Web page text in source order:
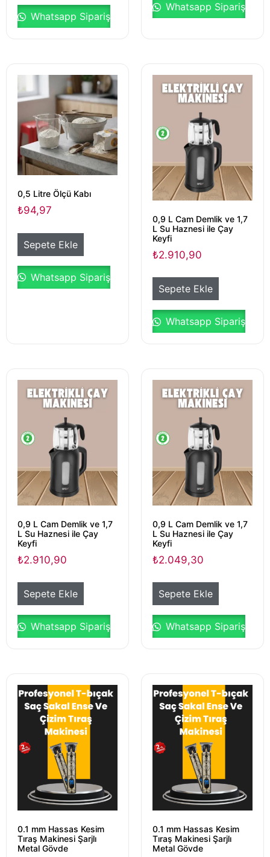
Whatsapp Sipariş
Whatsapp Sipariş
0,5 Litre Ölçü Kabı
₺94,97
Sepete Ekle
Whatsapp Sipariş
0,9 L Cam Demlik ve 1,7
L Su Haznesi ile Çay
Keyfi
₺2.910,90
Sepete Ekle
Whatsapp Sipariş
0,9 L Cam Demlik ve 1,7
L Su Haznesi ile Çay
Keyfi
₺2.910,90
Sepete Ekle
Whatsapp Sipariş
0,9 L Cam Demlik ve 1,7
L Su Haznesi ile Çay
Keyfi
₺2.049,30
Sepete Ekle
Whatsapp Sipariş
0.1 mm Hassas Kesim
Tıraş Makinesi Şarjlı
Metal Gövde
0.1 mm Hassas Kesim
Tıraş Makinesi Şarjlı
Metal Gövde